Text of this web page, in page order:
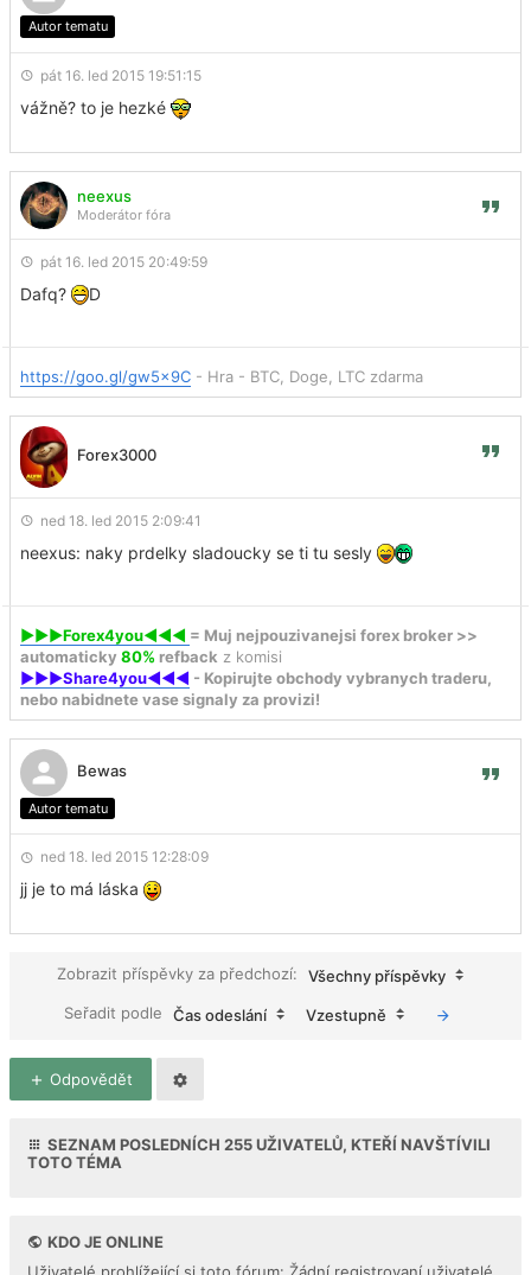
Autor tematu
pát 16. led 2015 19:51:15
vážně? to je hezké
neexus
Moderátor fóra
pát 16. led 2015 20:49:59
Dafq? D
https://goo.gl/gw5x9C - Hra - BTC, Doge, LTC zdarma
Forex3000
ned 18. led 2015 2:09:41
neexus: naky prdelky sladoucky se ti tu sesly
►►►Forex4you◄◄◄ = Muj nejpouzivanejsi forex broker >>
automaticky 80% refback z komisi
►►►Share4you◄◄◄ - Kopirujte obchody vybranych traderu,
nebo nabidnete vase signaly za provizi!
Bewas
Autor tematu
ned 18. led 2015 12:28:09
jj je to má láska
Zobrazit příspěvky za předchozí:
Všechny příspěvky
Seřadit podle
Čas odeslání Vzestupně
Odpovědět
SEZNAM POSLEDNÍCH 255UŽIVATELŮ, KTEŘÍ NAVŠTÍVILI
TOTO TÉMA
KDO JE ONLINE